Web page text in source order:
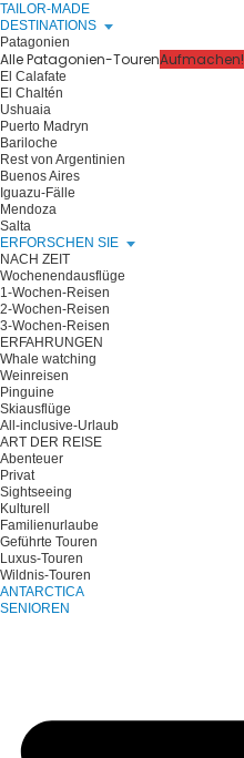
TAILOR-MADE
DESTINATIONS
Patagonien
Alle Patagonien-TourenAufmachen!
El Calafate
El Chaltén
Ushuaia
Puerto Madryn
Bariloche
Rest von Argentinien
Buenos Aires
Iguazu-Fälle
Mendoza
Salta
ERFORSCHEN SIE
NACH ZEIT
Wochenendausflüge
1-Wochen-Reisen
2-Wochen-Reisen
3-Wochen-Reisen
ERFAHRUNGEN
Whale watching
Weinreisen
Pinguine
Skiausflüge
All-inclusive-Urlaub
ART DER REISE
Abenteuer
Privat
Sightseeing
Kulturell
Familienurlaube
Geführte Touren
Luxus-Touren
Wildnis-Touren
ANTARCTICA
SENIOREN